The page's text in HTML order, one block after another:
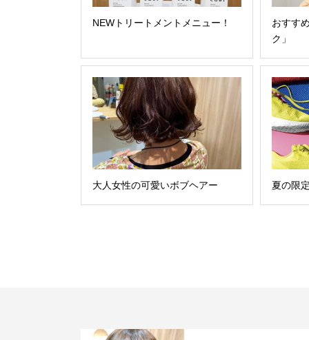
NEWトリートメントメニュー！
おすす
ク」
大人女性の可愛いボブヘアー 夏の限